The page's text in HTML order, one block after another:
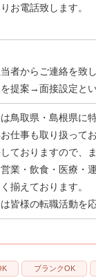
お電話致します。
者からご連絡を致
提案→面接設定とい
鳥取県・島根県に
仕事も取り扱ってお
ておりますので、
業・飲食・医療・
揃えております。
皆様の転職活動を
ブランクOK